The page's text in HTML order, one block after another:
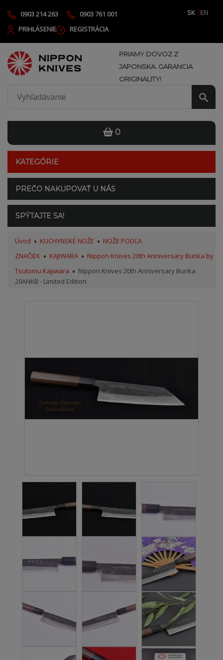
0903 214 263 0903 761 001 SK
EN
PRIHLÁSENIE
REGISTRÁCIA
PRIAMY DOVOZ Z
JAPONSKA. GARANCIA
ORIGINALITY!
0
KATEGÓRIE
PREČO NAKUPOVAŤ U NÁS
SPÝTAJTE SA!
Úvod KUCHYNSKÉ NOŽE
NOŽE PODĽA
ZNAČIEK
KAJIWARA
Nippon Knives 20th Anniversary Bunka by
Tsutomu Kajiwara
Nippon Knives 20th Anniversary Bunka
20ANKB - Limited Edition